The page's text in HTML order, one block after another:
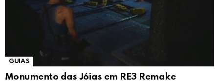
GUIAS
Monumento das Jóias em RE3 Remake